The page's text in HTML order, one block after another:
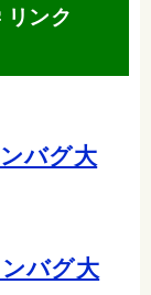
リンク
バグ大
バグ大